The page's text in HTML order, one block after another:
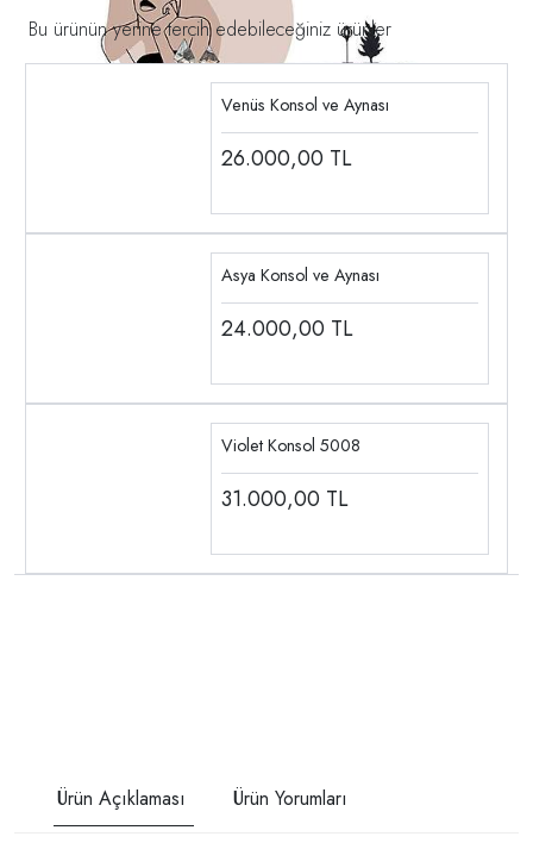
Bu ürünün yerine tercih edebileceğiniz ürünler
Venüs Konsol ve Aynası
26.000,00 TL
Asya Konsol ve Aynası
24.000,00 TL
Violet Konsol 5008
31.000,00 TL
Ürün Açıklaması Ürün Yorumları